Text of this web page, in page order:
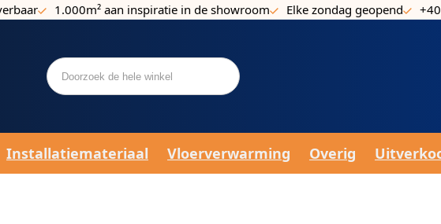
1.000m² aan inspiratie in de showroom Elke zondag geopend
Installatiemateriaal Vloerverwarming Overig